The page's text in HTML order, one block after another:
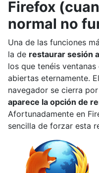
Firefox
normal no
Una de las funciones
la de restaurar sesión
los que tenéis
abiertas eternamente.
navegador se cierra
aparece la opción de
Afortunadamente en
sencilla de forzar esta